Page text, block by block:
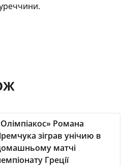
Романа
зіграв унічию в
матчі
Греції